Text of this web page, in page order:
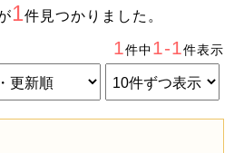
1件見つかりました。
1件中1-1件表示